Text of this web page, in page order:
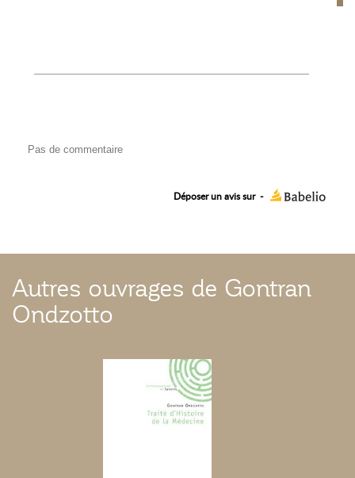
Pas de commentaire
Déposer un avis sur -
Autres ouvrages de Gontran
Ondzotto